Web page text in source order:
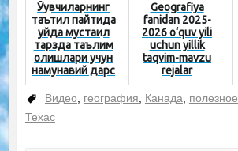
Ўқувчиларнинг
таътил пайтида
уйда мустақил
тарзда таълим
олишлари учун
намунавий дарс
Geografiya
fanidan 2025-
2026 o‘quv yili
uchun yillik
taqvim-mavzu
rejalar
Видео география Канада полезное
Техас